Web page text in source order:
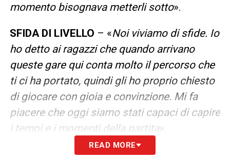
momento bisognava metterli sotto».
SFIDA DI LIVELLO – «Noi viviamo di sfide. Io
ho detto ai ragazzi che quando arrivano
queste gare qui conta molto il percorso che
ti ci ha portato, quindi gli ho proprio chiesto
di giocare con gioia e convinzione. Mi fa
piacere che oggi siamo stati capaci di capire
i tempi e i momenti della partita».
– «Era uno schema che
READ MORE